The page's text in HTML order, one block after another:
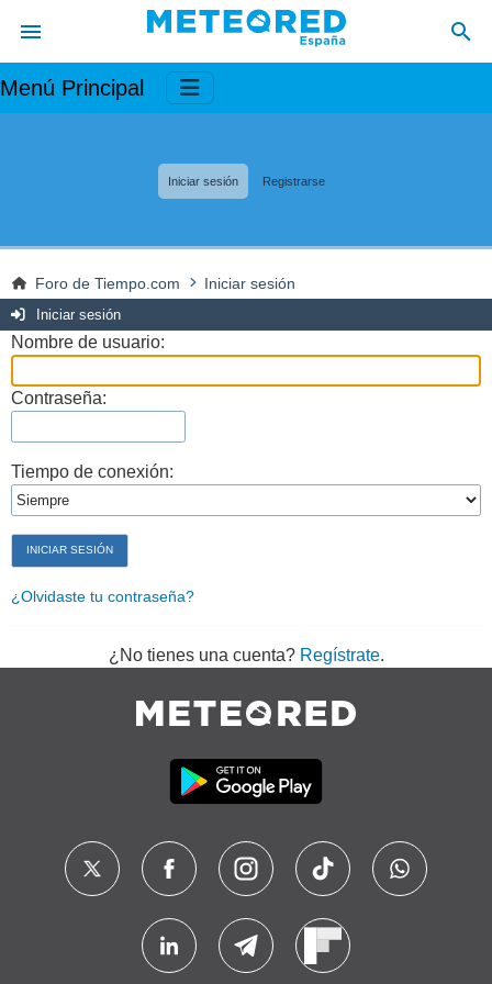
Menú Principal
Iniciar sesión Registrarse
Foro de Tiempo.com Iniciar sesión
Iniciar sesión
Nombre de usuario:
Contraseña:
Tiempo de conexión:
¿Olvidaste tu contraseña?
¿No tienes una cuenta? Regístrate.